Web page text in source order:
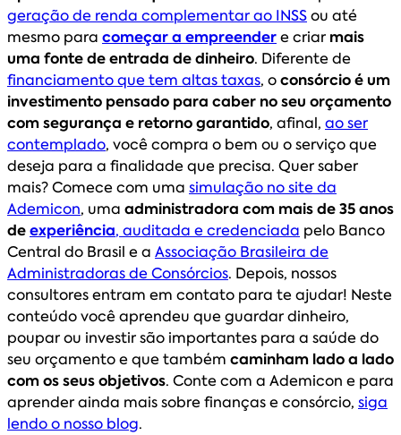
geração de renda complementar ao INSSou até
mesmo para começar a empreendere criar mais
uma fonte de entrada de dinheiro. Diferente de
financiamento que tem altas taxas, oconsórcio é um
investimento pensado para caber no seu orçamento
com segurança e retorno garantido, afinal, ao ser
contemplado, você compra o bem ou o serviço que
deseja para a finalidade que precisa. Quer saber
mais? Comece com uma simulação no site da
Ademicon, uma administradora com mais de 35 anos
deexperiência, auditada e credenciada pelo Banco
Central do Brasil e a Associação Brasileira de
Administradoras de Consórcios. Depois, nossos
consultores entram em contato para te ajudar! Neste
conteúdo você aprendeu que guardar dinheiro,
poupar ou investir são importantes para a saúde do
seu orçamento e que também caminham lado a lado
com os seus objetivos. Conte com a Ademicon e para
aprender ainda mais sobre finanças e consórcio, siga
lendo o nosso blog.